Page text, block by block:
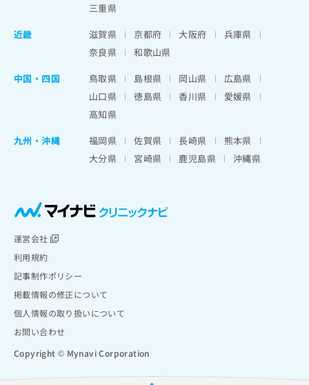
三重県
近畿
滋賀県 京都府 大阪府
兵庫県
奈良県
和歌山県
中国・四国
鳥取県 島根県 岡山県
広島県
山口県
徳島県 香川県
愛媛県
高知県
九州・沖縄
福岡県 佐賀県 長崎県
熊本県
大分県
宮崎県 鹿児島県 沖縄県
運営会社
利用規約
記事制作ポリシー
掲載情報の修正について
個人情報の取り扱いについて
お問い合わせ
Copyright © Mynavi Corporation